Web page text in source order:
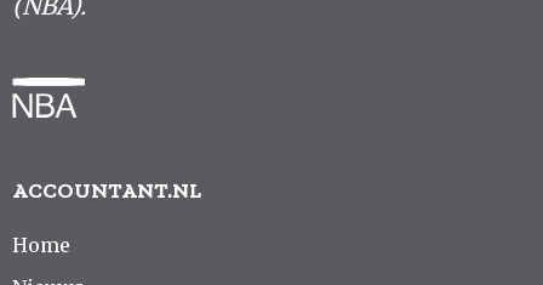
ACCOUNTANT.NL
Home